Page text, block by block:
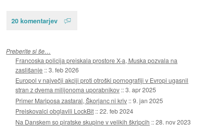
20 komentarjev
Preberite si še…
Francoska policija preiskala prostore X-a, Muska pozvala na
zaslišanje ::3. feb 2026
Europol v največji akciji proti otroški pornografiji v Evropi ugasnil
stran z dvema milijonoma uporabnikov ::3. apr 2025
Primer Mariposa zastaral, Škorjanc ni kriv ::9. jan 2025
Preiskovalci obglavili LockBit ::22. feb 2024
Na Danskem so piratske skupine v velikih škripcih ::28. nov 2023